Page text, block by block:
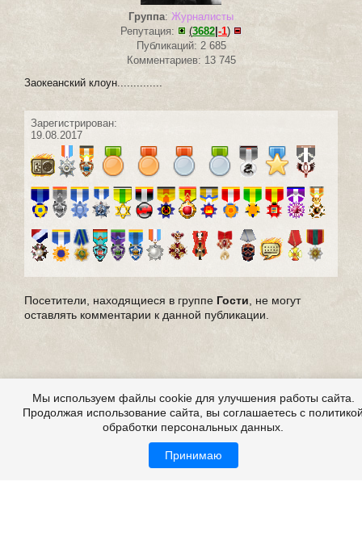
Группа: Журналисты
Репутация:
(3682 -1)
Публикаций: 2 685
Комментариев: 13 745
Заокеанский клоун..............
Зарегистрирован:
19.08.2017
Посетители, находящиеся в группе Гости , не могут
оставлять комментарии к данной публикации.
Мы используем файлы cookie для улучшения работы сайта.
Продолжая использование сайта, вы соглашаетесь с
обработки персональных данных.
Принимаю